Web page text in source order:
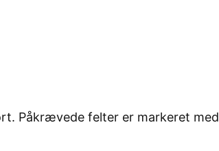
Påkrævede felter er markeret med